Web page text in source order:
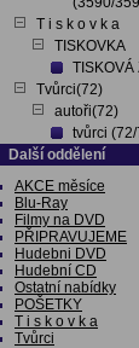
T i s k o v k a
TISKOVKA
TISKOVÁ
Tvůrci(72)
autoři(72)
tvůrci
Další oddělení
AKCE měsíce
Blu-Ray
Filmy na DVD
PŘIPRAVUJEME
Hudebni DVD
Hudební CD
Ostatní nabídky
POŠETKY
T i s k o v k a
Tvůrci